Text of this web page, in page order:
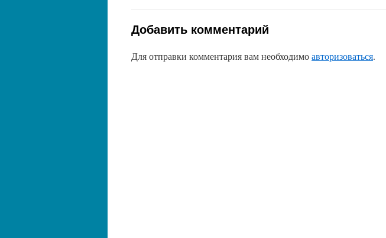
Добавить комментарий
Для отправки комментария вам необходимоавторизоваться.